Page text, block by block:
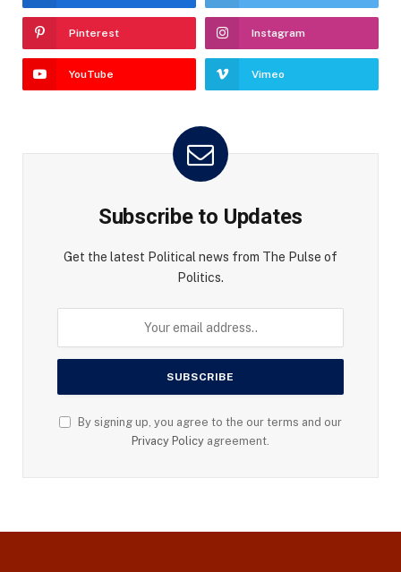
Pinterest Instagram
YouTube Vimeo
Subscribe to Updates
Get the latest Political news from The Pulse of
Politics.
By signing up, you agree to the our terms and our
Privacy Policy agreement.